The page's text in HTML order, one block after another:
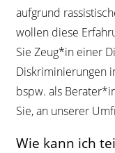
aufgrund
wollen diese
Sie Zeug*in einer
Diskriminierungen
bspw. als
Sie, an unserer
Wie kann ich